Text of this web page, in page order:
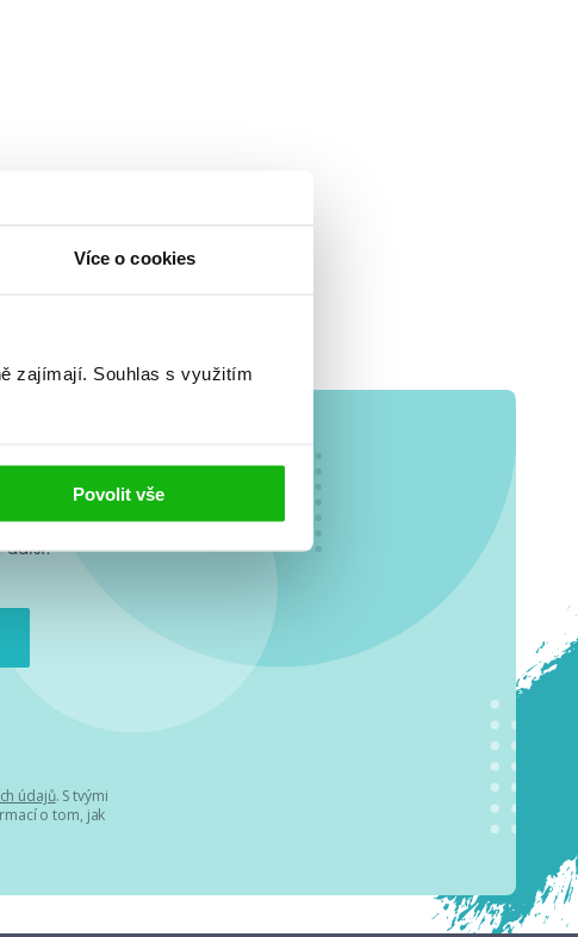
Více o cookies
zajímají. Souhlas s využitím
Povolit vše
co se
další.
údajů. S tvými
o tom, jak